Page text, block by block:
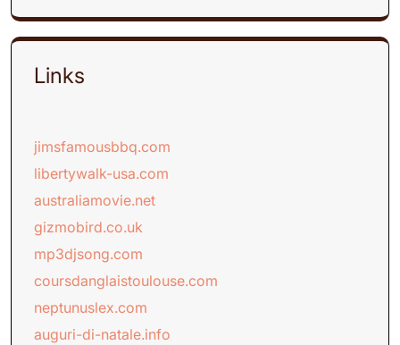
Links
jimsfamousbbq.com
libertywalk-usa.com
australiamovie.net
gizmobird.co.uk
mp3djsong.com
coursdanglaistoulouse.com
neptunuslex.com
auguri-di-natale.info